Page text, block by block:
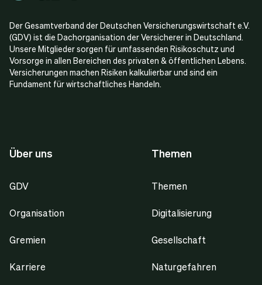
Der Gesamtverband der Deutschen Versicherungswirtschaft e.V.
(GDV) ist die Dachorganisation der Versicherer in Deutschland.
Unsere Mitglieder sorgen für umfassenden Risikoschutz und
Vorsorge in allen Bereichen des privaten & öffentlichen Lebens.
Versicherungen machen Risiken kalkulierbar und sind ein
Fundament für wirtschaftliches Handeln.
Über uns
GDV
Organisation
Gremien
Karriere
Themen
Themen
Digitalisierung
Gesellschaft
Naturgefahren